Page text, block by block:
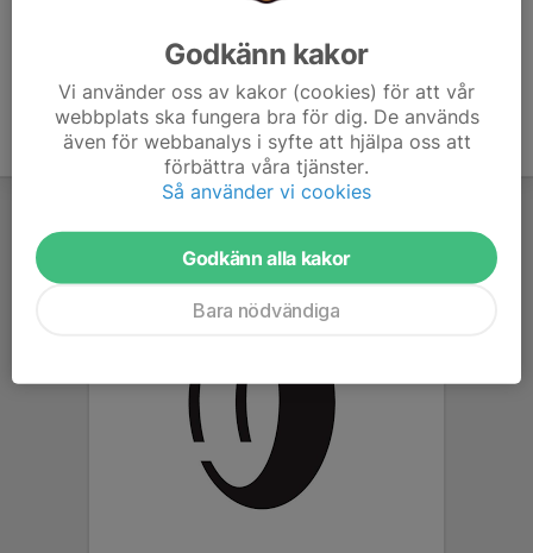
Godkänn kakor
Vi använder oss av kakor (cookies) för att vår
webbplats ska fungera bra för dig. De används
även för webbanalys i syfte att hjälpa oss att
förbättra våra tjänster.
Så använder vi cookies
Godkänn alla kakor
Bara nödvändiga